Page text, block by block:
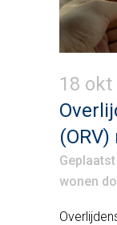
18 okt
wonen